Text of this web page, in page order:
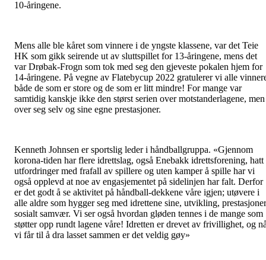
10-åringene.
Mens alle ble kåret som vinnere i de yngste klassene, var det Teie
HK som gikk seirende ut av sluttspillet for 13-åringene, mens det
var Drøbak-Frogn som tok med seg den gjeveste pokalen hjem for
14-åringene. På vegne av Flatebycup 2022 gratulerer vi alle
både de som er store og de som er litt mindre! For mange var
samtidig kanskje ikke den størst serien over motstanderlagene, men
over seg selv og sine egne prestasjoner.
Kenneth Johnsen er sportslig leder i håndballgruppa. «Gjennom
korona-tiden har flere idrettslag, også Enebakk idrettsforening, hatt
utfordringer med frafall av spillere og uten kamper å spille har vi
også opplevd at noe av engasjementet på sidelinjen har falt. Derfor
er det godt å se aktivitet på håndball-dekkene våre igjen; utøvere i
alle aldre som hygger seg med idrettene sine, utvikling,
sosialt samvær. Vi ser også hvordan gløden tennes i de mange som
støtter opp rundt lagene våre! Idretten er drevet av frivillighet, og
vi får til å dra lasset sammen er det veldig gøy»